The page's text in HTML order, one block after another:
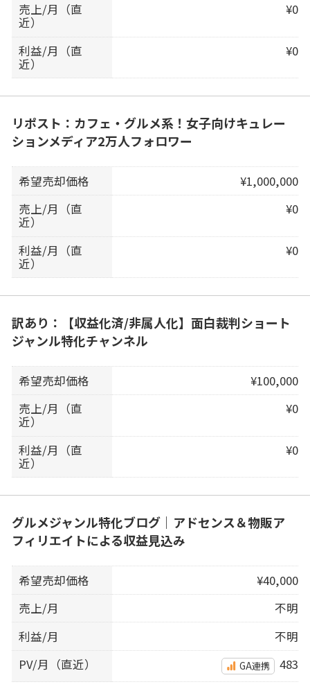
売上/月（直
近）
¥0
利益/月（直
近）
¥0
リポスト：カフェ・グルメ系！女子向けキュレー
ションメディア2万人フォロワー
希望売却価格
¥1,000,000
売上/月（直
近）
¥0
利益/月（直
近）
¥0
訳あり：【収益化済/非属人化】面白裁判ショート
ジャンル特化チャンネル
希望売却価格
¥100,000
売上/月（直
近）
¥0
利益/月（直
近）
¥0
グルメジャンル特化ブログ｜アドセンス＆物販ア
フィリエイトによる収益見込み
希望売却価格
¥40,000
売上/月
不明
利益/月
不明
PV/月（直近）
GA連携 483